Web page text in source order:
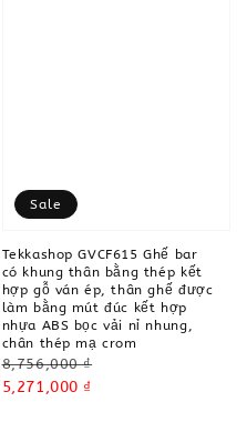
Sale
Tekkashop GVCF615 Ghế bar
có khung thân bằng thép kết
hợp gỗ ván ép, thân ghế được
làm bằng mút đúc kết hợp
nhựa ABS bọc vải nỉ nhung,
chân thép mạ crom
Regular
price
8,756,000 ₫
Sale
5,271,000 ₫